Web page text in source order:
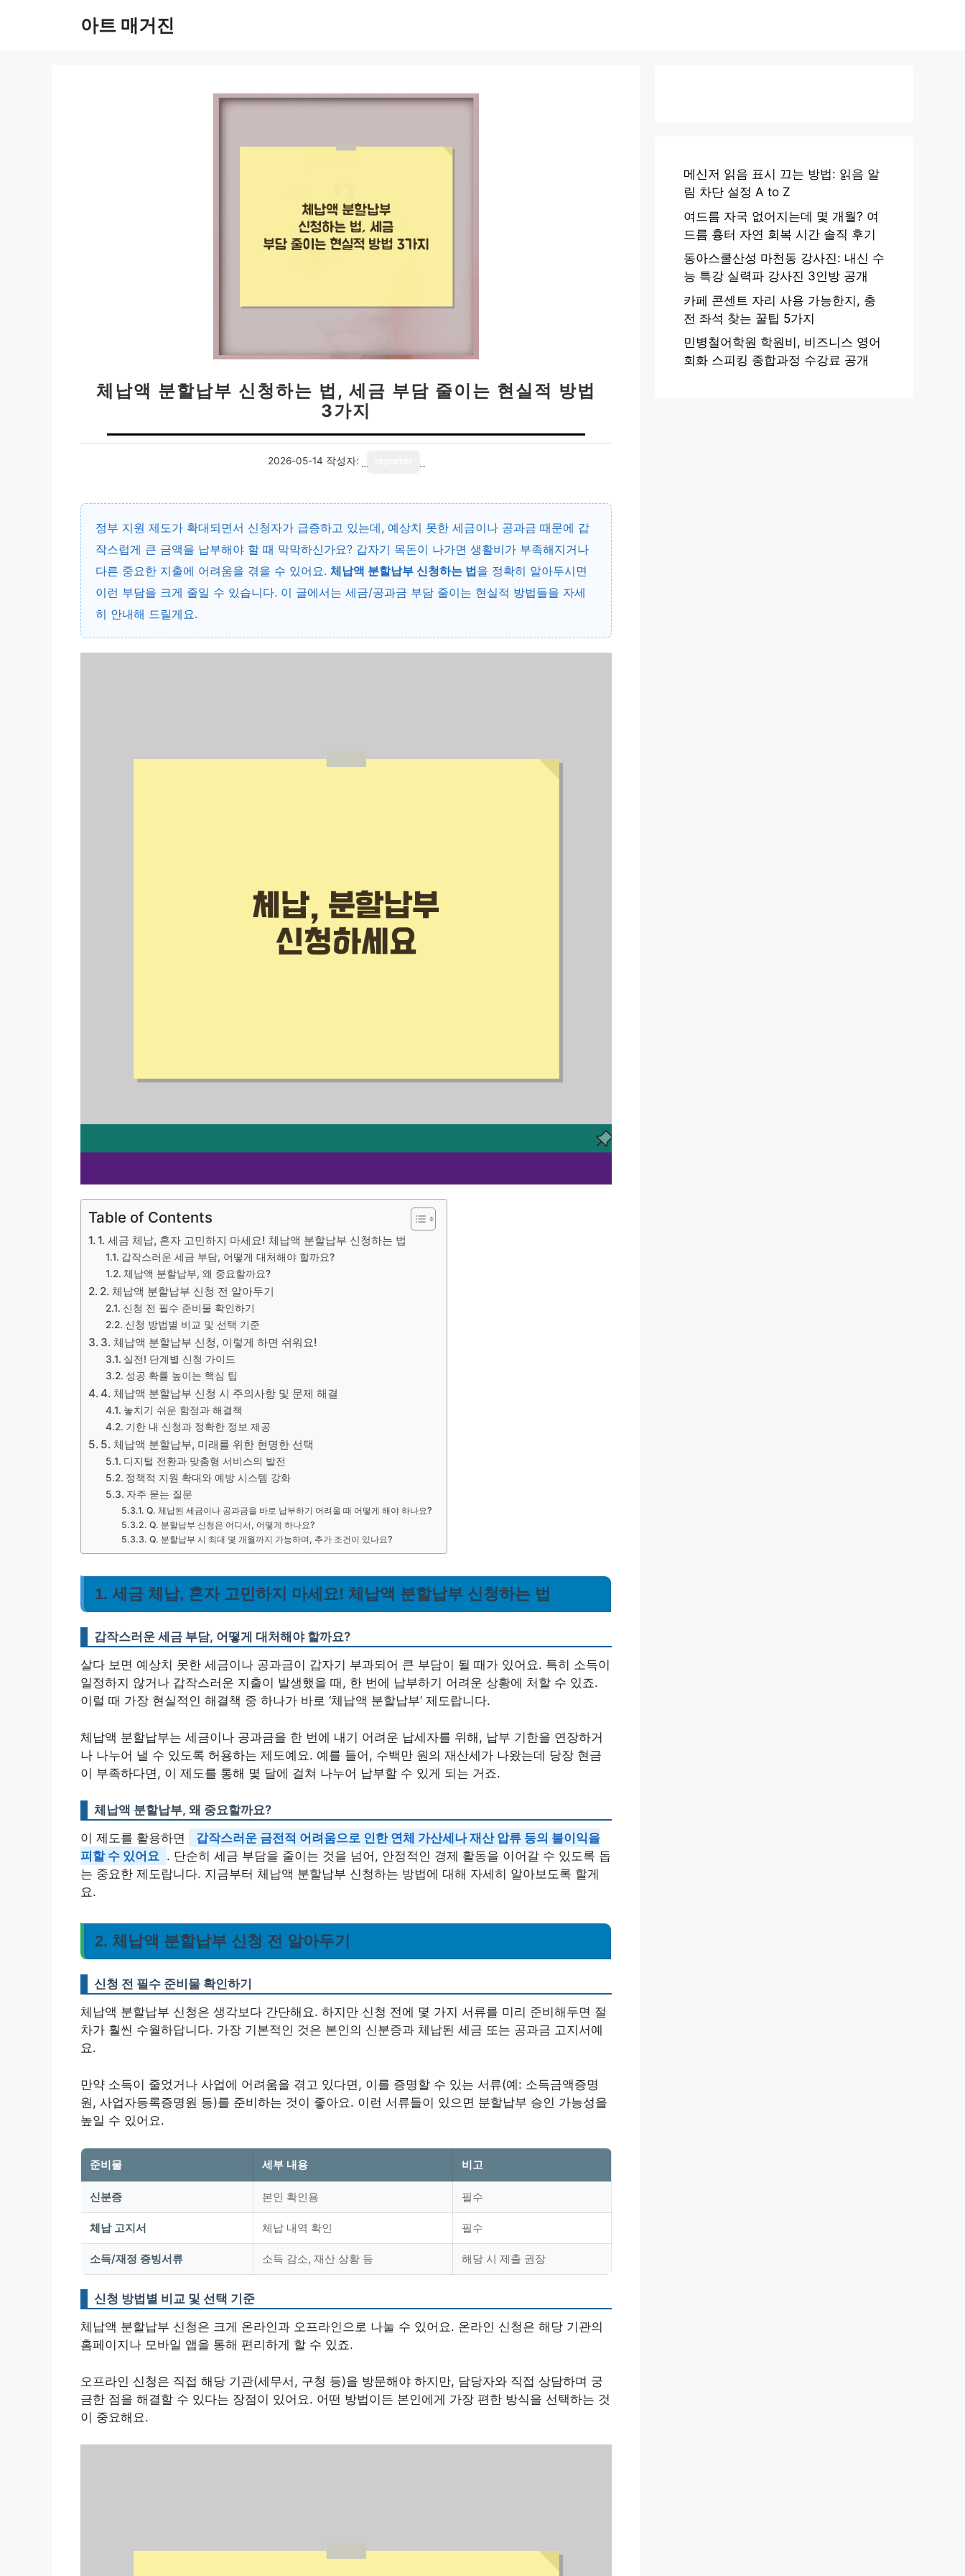
아트 매거진
체납액 분할납부 신청하는 법, 세금 부담 줄이는 현실적 방법
3가지
2026-05-14 작성자:
정부 지원 제도가 확대되면서 신청자가 급증하고 있는데, 예상치 못한 세금이나 공과금 때문에 갑
작스럽게 큰 금액을 납부해야 할 때 막막하신가요? 갑자기 목돈이 나가면 생활비가 부족해지거나
다른 중요한 지출에 어려움을 겪을 수 있어요. 체납액 분할납부 신청하는 법을 정확히 알아두시면
이런 부담을 크게 줄일 수 있습니다. 이 글에서는 세금/공과금 부담 줄이는 현실적 방법들을 자세
히 안내해 드릴게요.
Table of Contents
1. 세금 체납, 혼자 고민하지 마세요! 체납액 분할납부 신청하는 법
갑작스러운 세금 부담, 어떻게 대처해야 할까요?
체납액 분할납부, 왜 중요할까요?
2. 체납액 분할납부 신청 전 알아두기
신청 전 필수 준비물 확인하기
신청 방법별 비교 및 선택 기준
3. 체납액 분할납부 신청, 이렇게 하면 쉬워요!
실전! 단계별 신청 가이드
성공 확률 높이는 핵심 팁
4. 체납액 분할납부 신청 시 주의사항 및 문제 해결
놓치기 쉬운 함정과 해결책
기한 내 신청과 정확한 정보 제공
5. 체납액 분할납부, 미래를 위한 현명한 선택
디지털 전환과 맞춤형 서비스의 발전
정책적 지원 확대와 예방 시스템 강화
자주 묻는 질문
Q. 체납된 세금이나 공과금을 바로 납부하기 어려울 때 어떻게 해야 하나요?
Q. 분할납부 신청은 어디서, 어떻게 하나요?
Q. 분할납부 시 최대 몇 개월까지 가능하며, 추가 조건이 있나요?
1. 세금 체납, 혼자 고민하지 마세요! 체납액 분할납부 신청하는 법
갑작스러운 세금 부담, 어떻게 대처해야 할까요?
살다 보면 예상치 못한 세금이나 공과금이 갑자기 부과되어 큰 부담이 될 때가 있어요. 특히 소득이
일정하지 않거나 갑작스러운 지출이 발생했을 때, 한 번에 납부하기 어려운 상황에 처할 수 있죠.
이럴 때 가장 현실적인 해결책 중 하나가 바로 ‘체납액 분할납부’ 제도랍니다.
체납액 분할납부는 세금이나 공과금을 한 번에 내기 어려운 납세자를 위해, 납부 기한을 연장하거
나 나누어 낼 수 있도록 허용하는 제도예요. 예를 들어, 수백만 원의 재산세가 나왔는데 당장 현금
이 부족하다면, 이 제도를 통해 몇 달에 걸쳐 나누어 납부할 수 있게 되는 거죠.
체납액 분할납부, 왜 중요할까요?
이 제도를 활용하면
갑작스러운 금전적 어려움으로 인한 연체 가산세나 재산 압류 등의 불이익을
피할 수 있어요 . 단순히 세금 부담을 줄이는 것을 넘어, 안정적인 경제 활동을 이어갈 수 있도록 돕
는 중요한 제도랍니다. 지금부터 체납액 분할납부 신청하는 방법에 대해 자세히 알아보도록 할게
요.
2. 체납액 분할납부 신청 전 알아두기
신청 전 필수 준비물 확인하기
체납액 분할납부 신청은 생각보다 간단해요. 하지만 신청 전에 몇 가지 서류를 미리 준비해두면 절
차가 훨씬 수월하답니다. 가장 기본적인 것은 본인의 신분증과 체납된 세금 또는 공과금 고지서예
요.
만약 소득이 줄었거나 사업에 어려움을 겪고 있다면, 이를 증명할 수 있는 서류(예: 소득금액증명
원, 사업자등록증명원 등)를 준비하는 것이 좋아요. 이런 서류들이 있으면 분할납부 승인 가능성을
높일 수 있어요.
준비물 세부 내용 비고
신분증 본인 확인용 필수
체납 고지서 체납 내역 확인 필수
소득/재정 증빙서류 소득 감소, 재산 상황 등 해당 시 제출 권장
신청 방법별 비교 및 선택 기준
체납액 분할납부 신청은 크게 온라인과 오프라인으로 나눌 수 있어요. 온라인 신청은 해당 기관의
홈페이지나 모바일 앱을 통해 편리하게 할 수 있죠.
오프라인 신청은 직접 해당 기관(세무서, 구청 등)을 방문해야 하지만, 담당자와 직접 상담하며 궁
금한 점을 해결할 수 있다는 장점이 있어요. 어떤 방법이든 본인에게 가장 편한 방식을 선택하는 것
이 중요해요.
메신저 읽음 표시 끄는 방법: 읽음 알
림 차단 설정 A to Z
여드름 자국 없어지는데 몇 개월? 여
드름 흉터 자연 회복 시간 솔직 후기
동아스쿨산성 마천동 강사진: 내신 수
능 특강 실력파 강사진 3인방 공개
카페 콘센트 자리 사용 가능한지, 충
전 좌석 찾는 꿀팁 5가지
민병철어학원 학원비, 비즈니스 영어
회화 스피킹 종합과정 수강료 공개